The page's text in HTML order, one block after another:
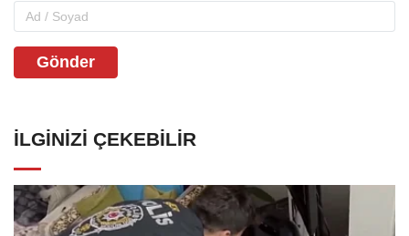
Gönder
İLGINIZI ÇEKEBILIR